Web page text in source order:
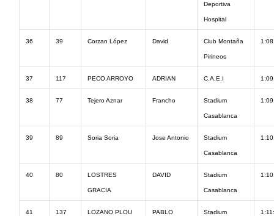
Deportiva
Hospital
36 39 Corzan López David Club Montaña
Pirineos
37 117 PECO ARROYO ADRIAN C.A.E.I
38 77 Tejero Aznar Francho Stadium
Casablanca
39 89 Soria Soria Jose Antonio Stadium
Casablanca
40 80 LOSTRES
GRACIA
DAVID Stadium
Casablanca
41 137 LOZANO PLOU PABLO Stadium